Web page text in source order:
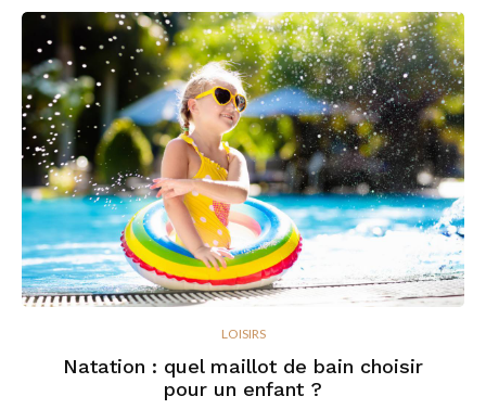
LOISIRS
Natation : quel maillot de bain choisir
pour un enfant ?